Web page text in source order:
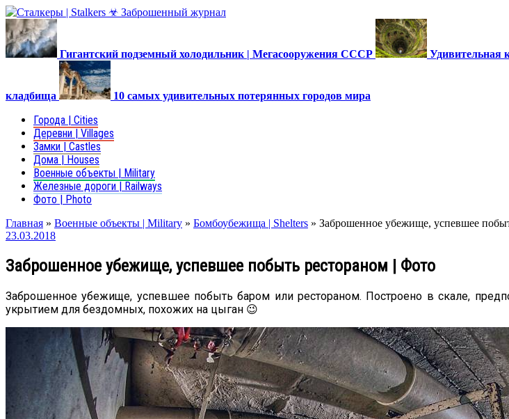
Гигантский подземный холодильник | Мегасооружения СССР Удивительная
кладбища 10 самых удивительных потерянных городов мира
Города | Cities
Деревни | Villages
Замки | Castles
Дома | Houses
Военные объекты | Military
Железные дороги | Railways
Фото | Photo
Главная » Военные объекты | Military » Бомбоубежища | Shelters » Заброшенное убежище, успевшее
23.03.2018
Заброшенное убежище, успевшее побыть рестораном | Фото
Заброшенное убежище, успевшее побыть баром или рестораном. Построено в скале,
укрытием для бездомных, похожих на цыган 😉